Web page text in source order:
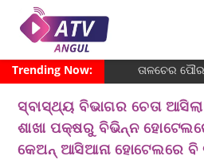
Trending Now: ତାଳଚେର
ସ୍ବାସ୍ଥ୍ୟ ବିଭାଗର ଚେତା
ଶାଖା ପକ୍ଷରୁ ବିଭିନ୍ନ
କେଅନ୍ ଆସିଆନା ହୋଟେଲରେ ବି